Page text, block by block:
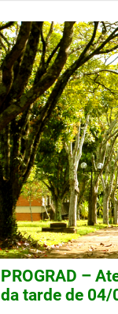
PROGRAD –
da tarde de